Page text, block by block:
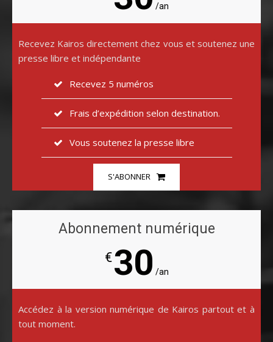
/an
Recevez Kairos directement chez vous et soutenez une
presse libre et indépendante
Recevez 5 numéros
Frais d’expédition selon destination.
Vous soutenez la presse libre
S'ABONNER
Abonnement numérique
€30 /an
Accédez à la version numérique de Kairos partout et à
tout moment.